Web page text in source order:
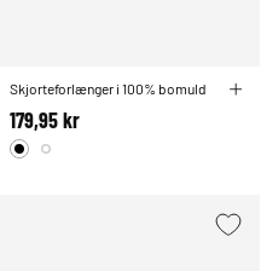
Skjorteforlænger i 100% bomuld
179,95 kr